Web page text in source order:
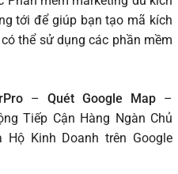
tới để giúp bạn tạo mã kích
thể sử dụng các phần mềm
– Quét Google Map–
Tiếp Cận Hàng Ngàn Chủ
Hộ Kinh Doanh trên Google